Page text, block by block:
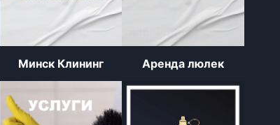
Минск Клининг Аренда люлек